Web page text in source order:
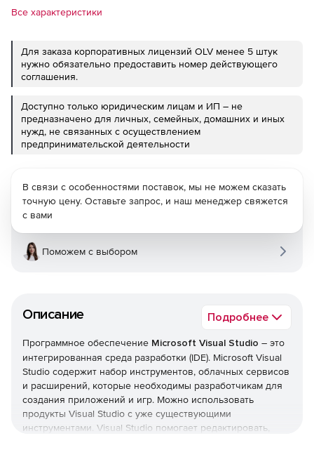
Все характеристики
Для заказа корпоративных лицензий OLV менее 5 штук
нужно обязательно предоставить номер действующего
соглашения.
Доступно только юридическим лицам и ИП – не
предназначено для личных, семейных, домашних и иных
нужд, не связанных с осуществлением
предпринимательской деятельности
Описание Подробнее
Программное обеспечение Microsoft Visual Studio – это
интегрированная среда разработки (IDE). Microsoft Visual
Studio содержит набор инструментов, облачных сервисов
и расширений, которые необходимы разработчикам для
создания приложений и игр. Можно использовать
продукты Visual Studio с уже существующими
инструментами. Visual Studio помогает редактировать,
В связи с особенностями поставок, мы не можем сказать
точную цену. Оставьте запрос, и наш менеджер свяжется
с вами
Поможем с выбором